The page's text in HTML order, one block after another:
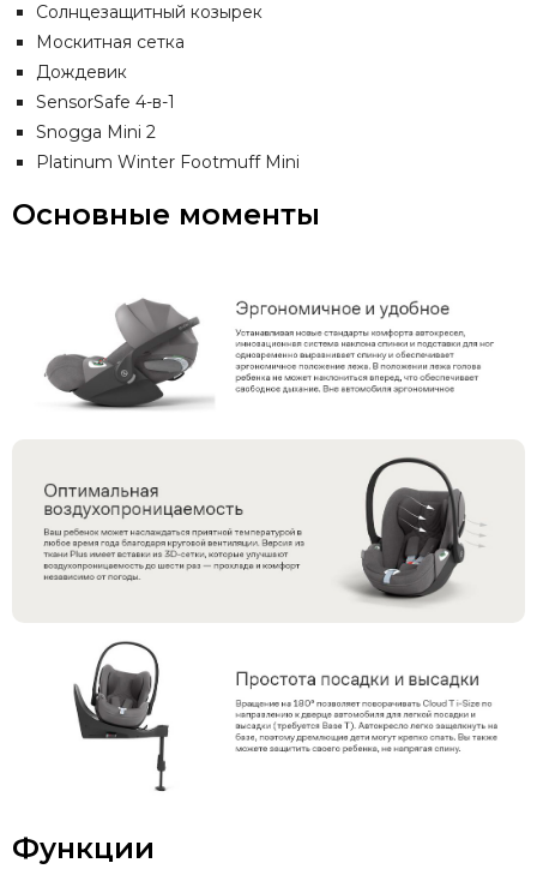
Солнцезащитный козырек
Москитная сетка
Дождевик
SensorSafe 4-в-1
Snogga Mini 2
Platinum Winter Footmuff Mini
Основные моменты
Функции